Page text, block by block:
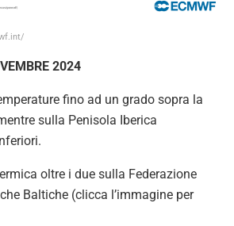
2024
fino ad un grado sopra la
sulla Penisola Iberica
oltre i due sulla Federazione
Baltiche (clicca l’immagine per